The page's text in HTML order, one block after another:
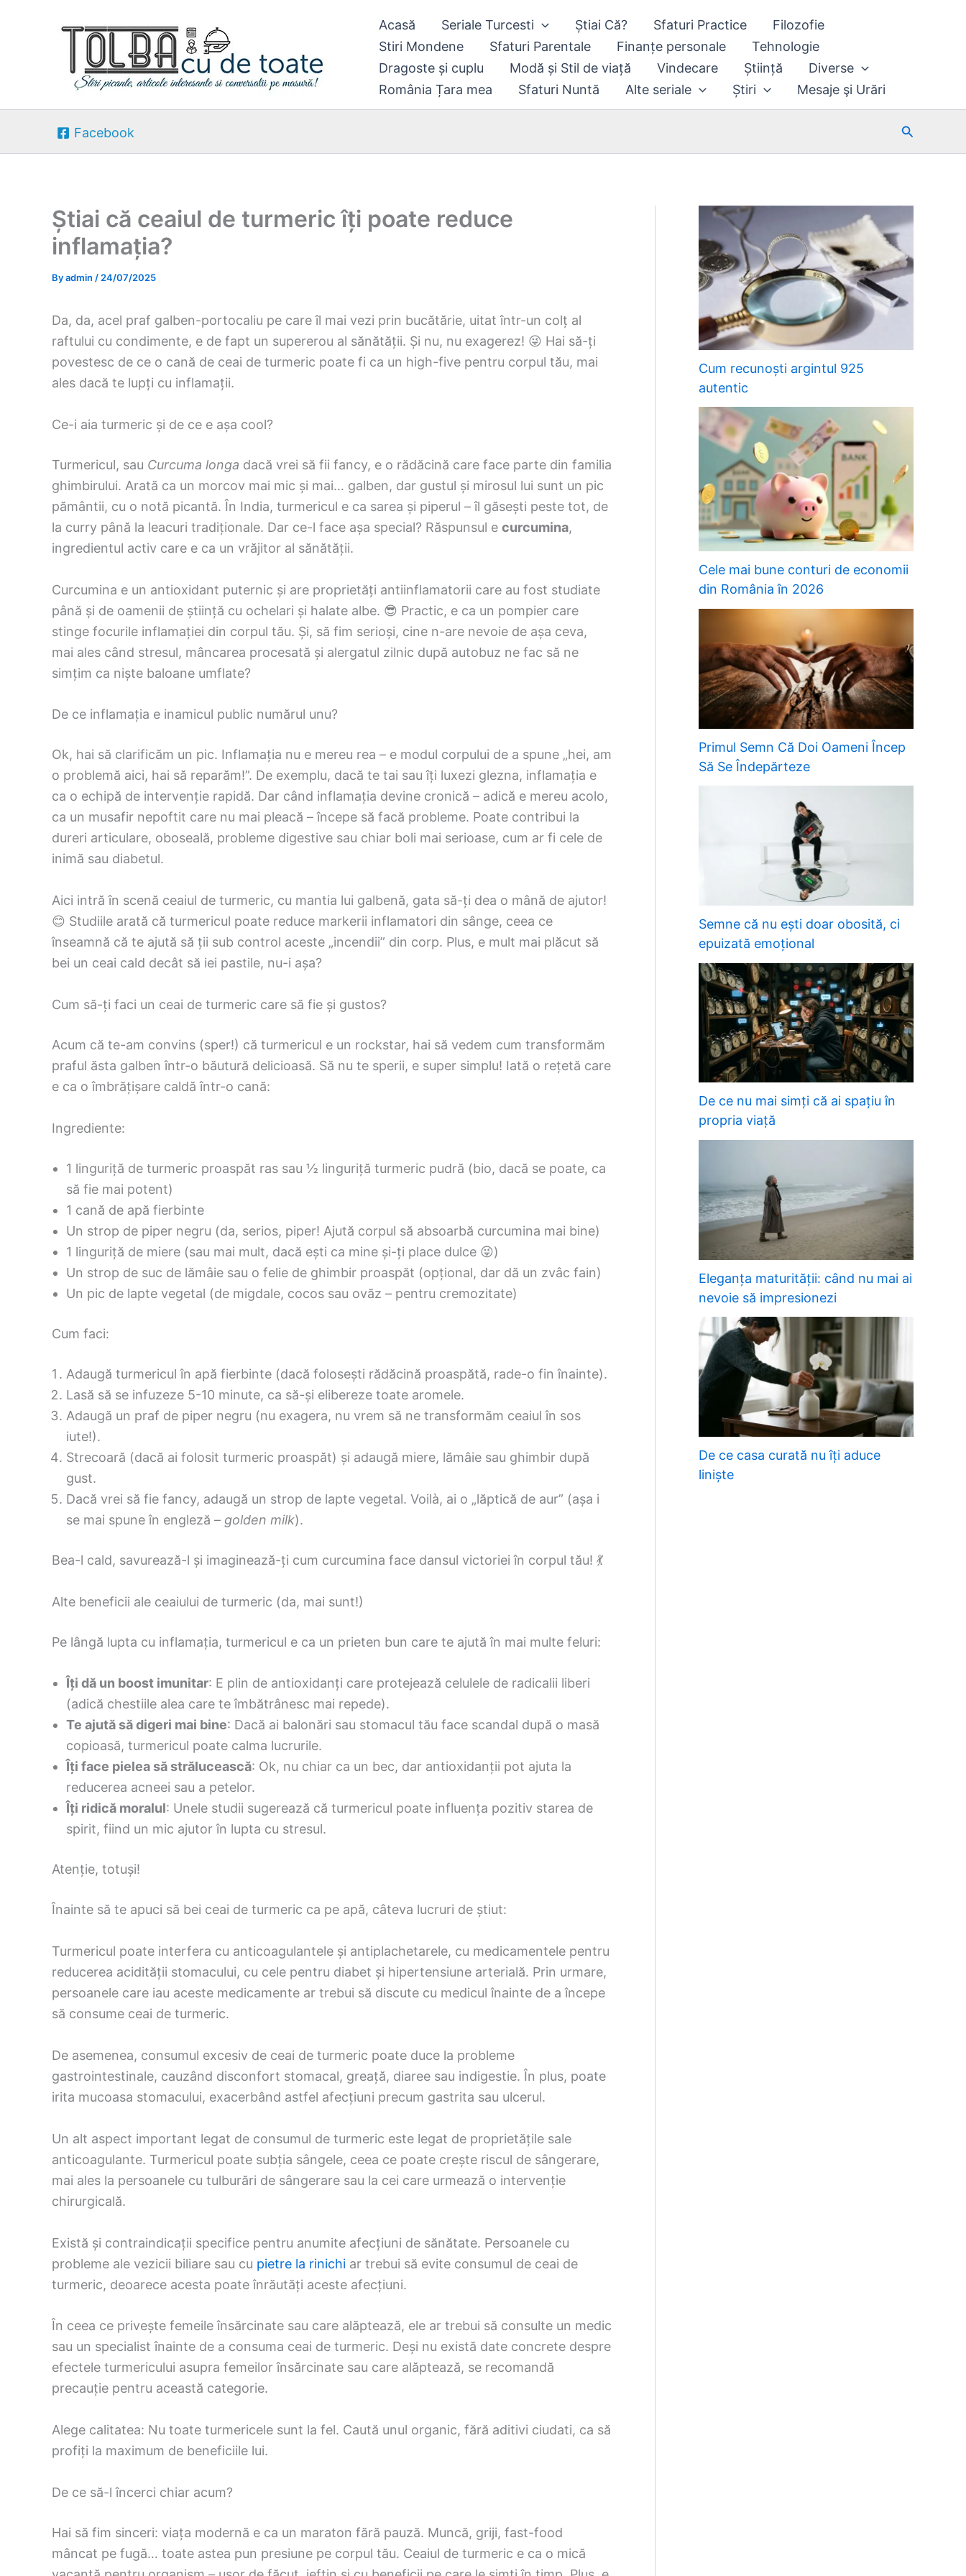
Acasă Seriale Turcesti Știai Că? Sfaturi Practice
Filozofie
Stiri Mondene
Sfaturi Parentale Finanțe personale
Tehnologie
Dragoste și cuplu
Modă și Stil de viață Vindecare Știință
Diverse
România Țara mea
Sfaturi Nuntă Alte seriale Știri Mesaje şi Urări
Facebook Search
Știai că ceaiul de turmeric îți poate reduce
inflamația?
Byadmin / 24/07/2025
Da, da, acel praf galben-portocaliu pe care îl mai vezi prin bucătărie, uitat într-un colț al
raftului cu condimente, e de fapt un supererou al sănătății. Și nu, nu exagerez! 😜 Hai să-ți
povestesc de ce o cană de ceai de turmeric poate fi ca un high-five pentru corpul tău, mai
ales dacă te lupți cu inflamații.
Ce-i aia turmeric și de ce e așa cool?
Turmericul, sau Curcuma longa dacă vrei să fii fancy, e o rădăcină care face parte din familia
ghimbirului. Arată ca un morcov mai mic și mai… galben, dar gustul și mirosul lui sunt un pic
pământii, cu o notă picantă. În India, turmericul e ca sarea și piperul – îl găsești peste tot, de
la curry până la leacuri tradiționale. Dar ce-l face așa special? Răspunsul e curcumina,
ingredientul activ care e ca un vrăjitor al sănătății.
Curcumina e un antioxidant puternic și are proprietăți antiinflamatorii care au fost studiate
până și de oamenii de știință cu ochelari și halate albe. 😎 Practic, e ca un pompier care
stinge focurile inflamației din corpul tău. Și, să fim serioși, cine n-are nevoie de așa ceva,
mai ales când stresul, mâncarea procesată și alergatul zilnic după autobuz ne fac să ne
simțim ca niște baloane umflate?
De ce inflamația e inamicul public numărul unu?
Ok, hai să clarificăm un pic. Inflamația nu e mereu rea – e modul corpului de a spune „hei, am
o problemă aici, hai să reparăm!”. De exemplu, dacă te tai sau îți luxezi glezna, inflamația e
ca o echipă de intervenție rapidă. Dar când inflamația devine cronică – adică e mereu acolo,
ca un musafir nepoftit care nu mai pleacă – începe să facă probleme. Poate contribui la
dureri articulare, oboseală, probleme digestive sau chiar boli mai serioase, cum ar fi cele de
inimă sau diabetul.
Aici intră în scenă ceaiul de turmeric, cu mantia lui galbenă, gata să-ți dea o mână de ajutor!
😊 Studiile arată că turmericul poate reduce markerii inflamatori din sânge, ceea ce
înseamnă că te ajută să ții sub control aceste „incendii” din corp. Plus, e mult mai plăcut să
bei un ceai cald decât să iei pastile, nu-i așa?
Cum să-ți faci un ceai de turmeric care să fie și gustos?
Acum că te-am convins (sper!) că turmericul e un rockstar, hai să vedem cum transformăm
praful ăsta galben într-o băutură delicioasă. Să nu te sperii, e super simplu! Iată o rețetă care
e ca o îmbrățișare caldă într-o cană:
Ingrediente:
1 linguriță de turmeric proaspăt ras sau ½ linguriță turmeric pudră (bio, dacă se poate, ca
să fie mai potent)
1 cană de apă fierbinte
Un strop de piper negru (da, serios, piper! Ajută corpul să absoarbă curcumina mai bine)
1 linguriță de miere (sau mai mult, dacă ești ca mine și-ți place dulce 😜)
Un strop de suc de lămâie sau o felie de ghimbir proaspăt (opțional, dar dă un zvâc fain)
Un pic de lapte vegetal (de migdale, cocos sau ovăz – pentru cremozitate)
Cum faci:
Adaugă turmericul în apă fierbinte (dacă folosești rădăcină proaspătă, rade-o fin înainte).
Lasă să se infuzeze 5-10 minute, ca să-și elibereze toate aromele.
Adaugă un praf de piper negru (nu exagera, nu vrem să ne transformăm ceaiul în sos
iute!).
Strecoară (dacă ai folosit turmeric proaspăt) și adaugă miere, lămâie sau ghimbir după
gust.
Dacă vrei să fie fancy, adaugă un strop de lapte vegetal. Voilà, ai o „lăptică de aur” (așa i
se mai spune în engleză – golden milk).
Bea-l cald, savurează-l și imaginează-ți cum curcumina face dansul victoriei în corpul tău! 💃
Alte beneficii ale ceaiului de turmeric (da, mai sunt!)
Pe lângă lupta cu inflamația, turmericul e ca un prieten bun care te ajută în mai multe feluri:
Îți dă un boost imunitar: E plin de antioxidanți care protejează celulele de radicalii liberi
(adică chestiile alea care te îmbătrânesc mai repede).
Te ajută să digeri mai bine: Dacă ai balonări sau stomacul tău face scandal după o masă
copioasă, turmericul poate calma lucrurile.
Îți face pielea să strălucească: Ok, nu chiar ca un bec, dar antioxidanții pot ajuta la
reducerea acneei sau a petelor.
Îți ridică moralul: Unele studii sugerează că turmericul poate influența pozitiv starea de
spirit, fiind un mic ajutor în lupta cu stresul.
Atenție, totuși!
Înainte să te apuci să bei ceai de turmeric ca pe apă, câteva lucruri de știut:
Turmericul poate interfera cu anticoagulantele și antiplachetarele, cu medicamentele pentru
reducerea acidității stomacului, cu cele pentru diabet și hipertensiune arterială. Prin urmare,
persoanele care iau aceste medicamente ar trebui să discute cu medicul înainte de a începe
să consume ceai de turmeric.
De asemenea, consumul excesiv de ceai de turmeric poate duce la probleme
gastrointestinale, cauzând disconfort stomacal, greață, diaree sau indigestie. În plus, poate
irita mucoasa stomacului, exacerbând astfel afecțiuni precum gastrita sau ulcerul.
Un alt aspect important legat de consumul de turmeric este legat de proprietățile sale
anticoagulante. Turmericul poate subția sângele, ceea ce poate crește riscul de sângerare,
mai ales la persoanele cu tulburări de sângerare sau la cei care urmează o intervenție
chirurgicală.
Există și contraindicații specifice pentru anumite afecțiuni de sănătate. Persoanele cu
probleme ale vezicii biliare sau cu pietre la rinichi ar trebui să evite consumul de ceai de
turmeric, deoarece acesta poate înrăutăți aceste afecțiuni.
În ceea ce privește femeile însărcinate sau care alăptează, ele ar trebui să consulte un medic
sau un specialist înainte de a consuma ceai de turmeric. Deși nu există date concrete despre
efectele turmericului asupra femeilor însărcinate sau care alăptează, se recomandă
precauție pentru această categorie.
Alege calitatea: Nu toate turmericele sunt la fel. Caută unul organic, fără aditivi ciudati, ca să
profiți la maximum de beneficiile lui.
De ce să-l încerci chiar acum?
Hai să fim sinceri: viața modernă e ca un maraton fără pauză. Muncă, griji, fast-food
mâncat pe fugă… toate astea pun presiune pe corpul tău. Ceaiul de turmeric e ca o mică
Cum recunoști argintul 925
autentic
Cele mai bune conturi de economii
din România în 2026
Primul Semn Că Doi Oameni Încep
Să Se Îndepărteze
Semne că nu ești doar obosită, ci
epuizată emoțional
De ce nu mai simți că ai spațiu în
propria viață
Eleganța maturității: când nu mai ai
nevoie să impresionezi
De ce casa curată nu îți aduce
liniște